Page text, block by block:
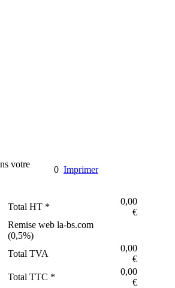
votre
0 Imprimer
Total HT *
0,00
€
Remise web la-bs.com
(0,5%)
Total TVA
0,00
€
Total TTC *
0,00
€